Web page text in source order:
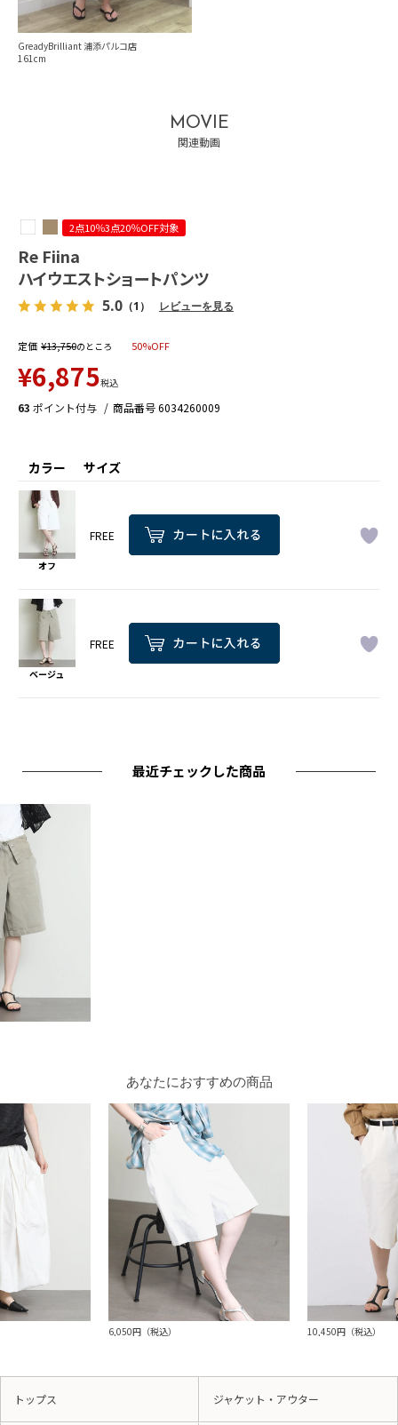
GreadyBrilliant 浦添パルコ店
161
MOVIE
関連動画
2点10％3点20％OFF対象
Re Fiina
ハイウエストショートパンツ
5.0 （1） レビューを見る
定価 ¥13,750のところ 50%OFF
¥6,875税込
63 ポイント付与 商品番号6034260009
サイズ
カラー
オフ
FREE
ベージュ
FREE
最近チェックした商品
あなたにおすすめの商品
6,050円（税込） 10,450円（税込）
トップス ジャケット・アウター